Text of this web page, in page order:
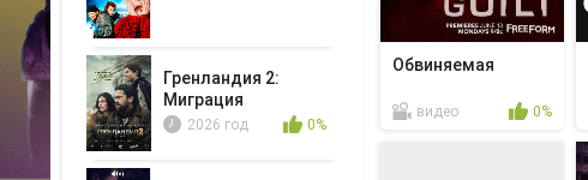
Гренландия 2:
Миграция
2026 год 0%
Обвиняемая
видео 0%